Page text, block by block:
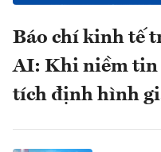
Báo chí kinh tế
AI: Khi niềm tin
tích định hình